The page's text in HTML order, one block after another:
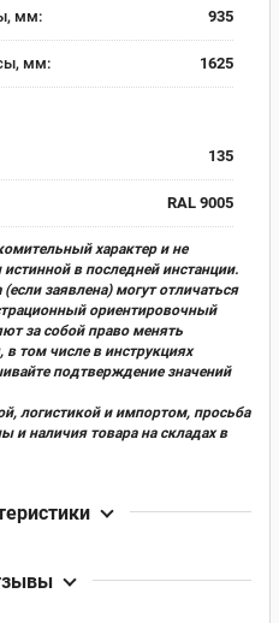
мм: 935
мм: 1625
135
RAL 9005
характер и не
в последней инстанции.
заявлена) могут отличаться
ориентировочный
за собой право менять
в том числе в инструкциях
подтверждение значений
логистикой и импортом, просьба
и наличия товара на складах в